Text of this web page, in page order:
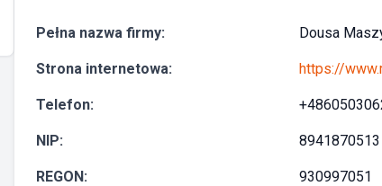
Pełna nazwa firmy: Dousa
Strona internetowa: https://
Telefon:
NIP: 8941870513
REGON: 930997051